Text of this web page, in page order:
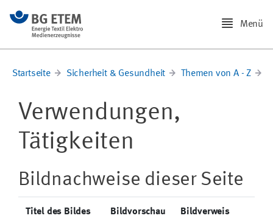
Menü
Startseite Sicherheit & Gesundheit Themen von A - Z
Verwendungen,
Tätigkeiten
Bildnachweise dieser Seite
Titel des Bildes Bildvorschau Bildverweis